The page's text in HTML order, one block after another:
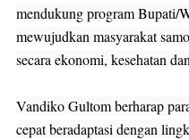
mendukung program Bupati/
mewujudkan masyarakat
secara ekonomi, kesehatan
Vandiko Gultom berharap
cepat beradaptasi dengan